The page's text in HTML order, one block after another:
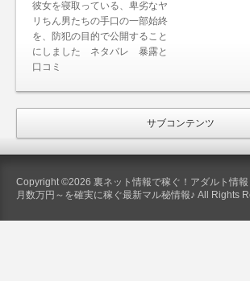
彼女を寝取っている、卑劣なヤ
リちん男たちの手口の一部始終
を、防犯の目的で公開すること
にしました ネタバレ 暴露と
口コミ
サブコンテンツ
Copyright ©2026 裏ネット情報で稼ぐ！アダルト情
月数万円～を確実に稼ぐ最新マル秘情報♪ All Rights